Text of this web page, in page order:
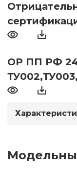
ОР ПП РФ